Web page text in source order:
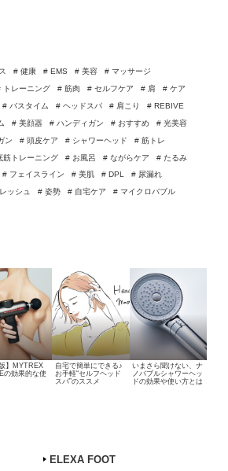
# 健康 # EMS # 美容
# マッサージ
トレーニング # 筋肉 # セルフケア # 肩
# ケア
# バスタイム # ヘッドスパ # 肩こり
# REBIVE
# 美顔器 # ハンディガン # おすすめ
# 光美容
ン # 頭皮ケア # シャワーヘッド
# 筋トレ
筋トレーニング # お風呂 # ながらケア
# たるみ
# フェイスライン # 美肌 # DPL
# 尿漏れ
ッシュ # 姿勢 # 自宅ケア
# マイクロバブル
版】MYTREX
の効果的な使
自宅で簡単にできる♪
お手軽“セルフヘッド
スパ”のススメ
いまさら聞けない、ナ
ノバブルシャワーヘッ
ドの効果や使い方とは
ELEXA FOOT